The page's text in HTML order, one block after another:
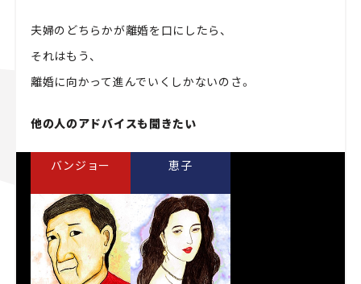
夫婦のどちらかが離婚を口にしたら、
それはもう、
離婚に向かって進んでいくしかないのさ。
他の人のアドバイスも聞きたい
バンジョー 恵子